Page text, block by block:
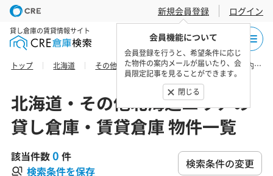
新規会員登録
会員機能について
会員登録を行うと、希望条件に応じ
た物件の案内メールが届いたり、会
員限定記事を見ることができます。
閉じる
ログイン
貸し倉庫の賃貸情報サイト
トップ 北海道 その他北海道エリア 上川総合振興局幌加内町の貸し倉庫・賃貸倉庫 物件一覧
北海道・その他北海道エリアの
貸し倉庫・賃貸倉庫 物件一覧
該当件数0 件
検索条件を保存
検索条件の変更